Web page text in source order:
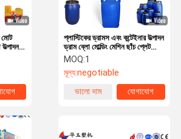
মোট
প্লাস্টিকের ড্রামস এবং কন্টেইনার উত্পাদন
ড্রাম ব্লো মোল্ডিং মেশিন ছাঁচ প্লেট
আকার 1500 1600 উত্পাদনের জন্য
উচ্চ স্থায়িত্ব
MOQ:1
মূল্য:negotiable
ভালো দাম
যোগাযোগ